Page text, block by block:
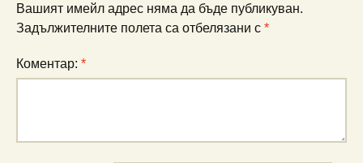
Вашият имейл адрес няма да бъде публикуван.
Задължителните полета са отбелязани с *
Коментар: *